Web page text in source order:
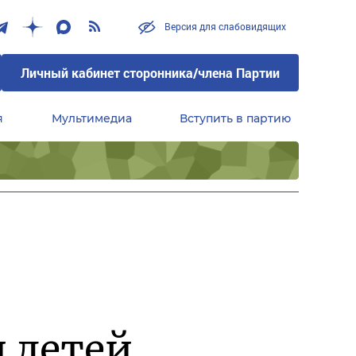
Версия для слабовидящих
Личный кабинет сторонника/члена Партии
Мультимедиа Вступить в партию